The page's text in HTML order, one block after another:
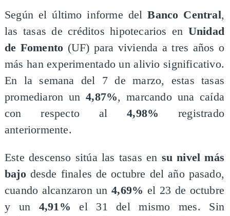
​Según el último informe delBanco Central,
las tasas de créditos hipotecarios en Unidad
de Fomento (UF) para vivienda a tres años o
más han experimentado un alivio significativo.
En la semana del 7 de marzo, estas tasas
promediaron un4,87%, marcando una caída
con respecto al4,98% registrado
anteriormente.
​Este descenso sitúa las tasas en su nivel más
bajodesde finales de octubre del año pasado,
cuando alcanzaron un4,69% el 23 de octubre
y un 4,91% el 31 del mismo mes. Sin